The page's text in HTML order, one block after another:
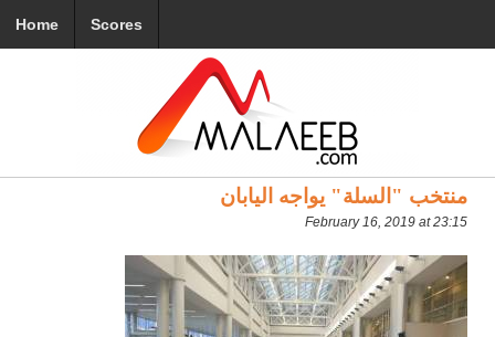
Home Scores
منتخب "السلة" يواجه اليابان
February 16, 2019 at 23:15